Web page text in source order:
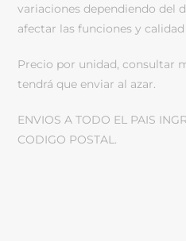
variaciones dependiendo del
afectar las funciones y
Precio por unidad, consultar
tendrá que enviar al azar.
ENVIOS A TODO EL PAIS
CODIGO POSTAL.